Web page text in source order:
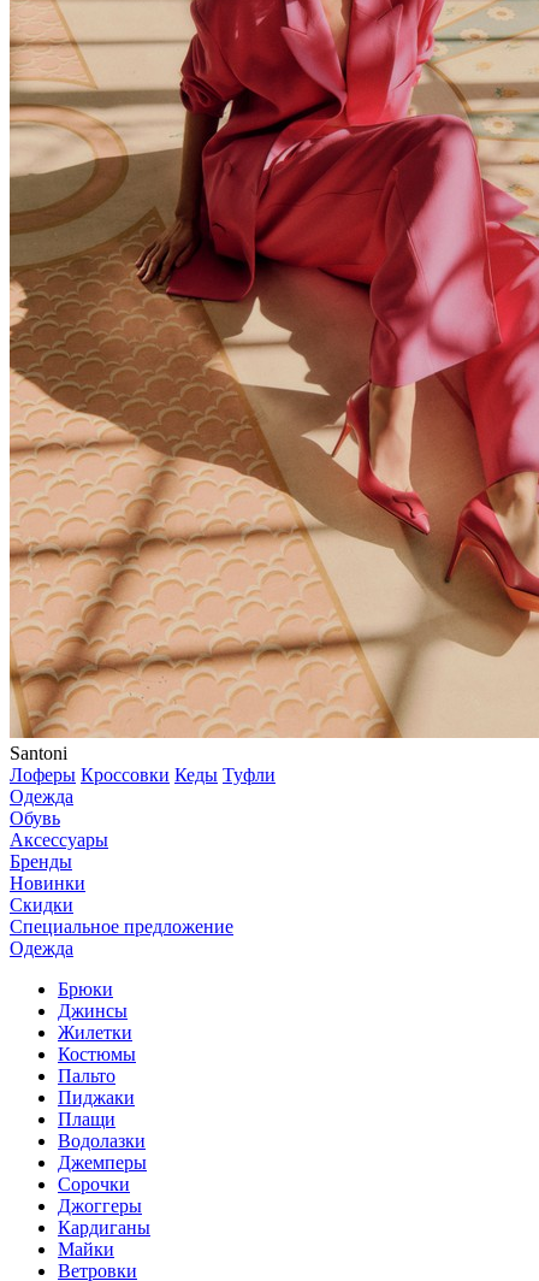
Santoni
Лоферы Кроссовки Кеды Туфли
Одежда
Обувь
Аксессуары
Бренды
Новинки
Скидки
Специальное предложение
Одежда
Брюки
Джинсы
Жилетки
Костюмы
Пальто
Пиджаки
Плащи
Водолазки
Джемперы
Сорочки
Джоггеры
Кардиганы
Майки
Ветровки